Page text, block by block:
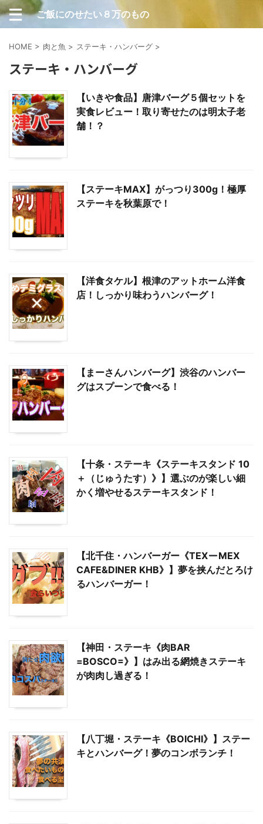
ご飯にのせたい８万のもの
HOME > 肉と魚 > ステーキ・ハンバーグ >
ステーキ・ハンバーグ
【いきや食品】唐津バーグ５個セットを
実食レビュー！取り寄せたのは明太子老
舗！？
【ステーキMAX】がっつり300g！極厚
ステーキを秋葉原で！
【洋食タケル】根津のアットホーム洋食
店！しっかり味わうハンバーグ！
【まーさんハンバーグ】渋谷のハンバー
グはスプーンで食べる！
【十条・ステーキ《ステーキスタンド 10
＋（じゅうたす）》】選ぶのが楽しい細
かく増やせるステーキスタンド！
【北千住・ハンバーガー《TEX
MEX
CAFE&DINER KHB》】夢を挟んだとろけ
るハンバーガー！
【神田・ステーキ《肉BAR
=BOSCO=》】はみ出る網焼きステーキ
が肉肉し過ぎる！
【八丁堀・ステーキ《BOICHI》】ステー
キとハンバーグ！夢のコンボランチ！